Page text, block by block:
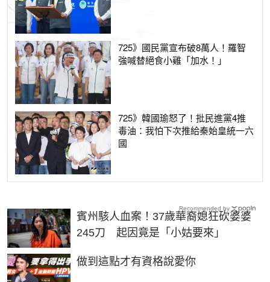
725》國民黨宣布破8萬人！羅智
強喊替絕食小雞「加水！」
725》韓國瑜怒了！批民進黨4推
毒油：我怕下次推給秦始皇統一六
國
賓州駭人血案！37歲華裔媳狂砍婆婆
245刀 起因竟是「小姑要來」
做到這點才有資格說愛你
PR
Recommended by